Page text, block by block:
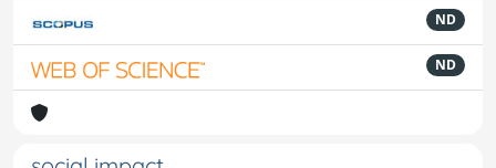
ND
ND